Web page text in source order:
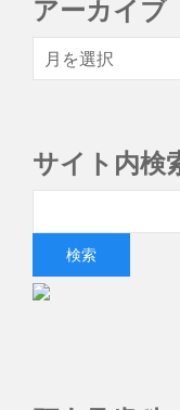
アーカイブ
サイト内検